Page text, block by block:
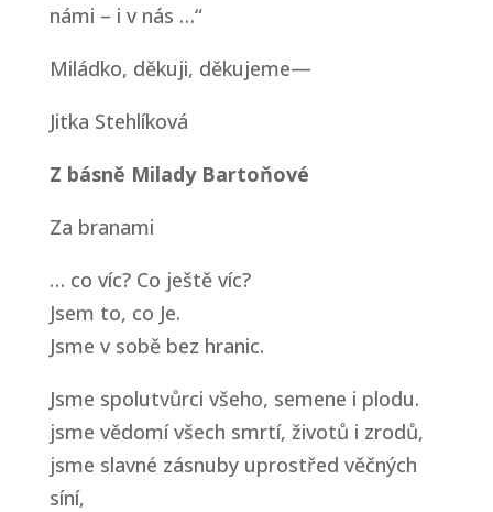
námi – i v nás …“
Miládko, děkuji, děkujeme—
Jitka Stehlíková
Z básně Milady Bartoňové
Za branami
… co víc? Co ještě víc?
Jsem to, co Je.
Jsme v sobě bez hranic.
Jsme spolutvůrci všeho, semene i plodu.
jsme vědomí všech smrtí, životů i zrodů,
jsme slavné zásnuby uprostřed věčných
síní,